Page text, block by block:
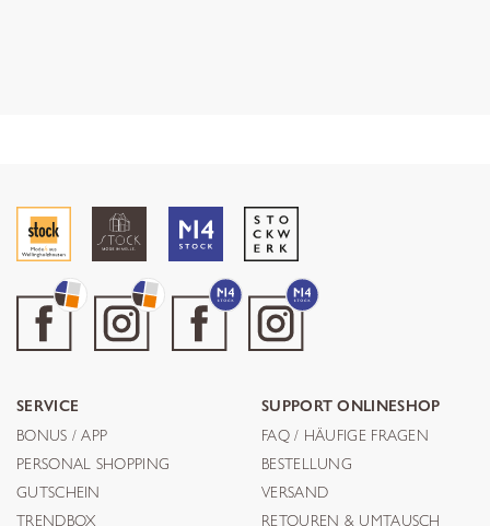
SERVICE
BONUS / APP
PERSONAL SHOPPING
GUTSCHEIN
TRENDBOX
SUPPORT ONLINESHOP
FAQ / HÄUFIGE FRAGEN
BESTELLUNG
VERSAND
RETOUREN & UMTAUSCH